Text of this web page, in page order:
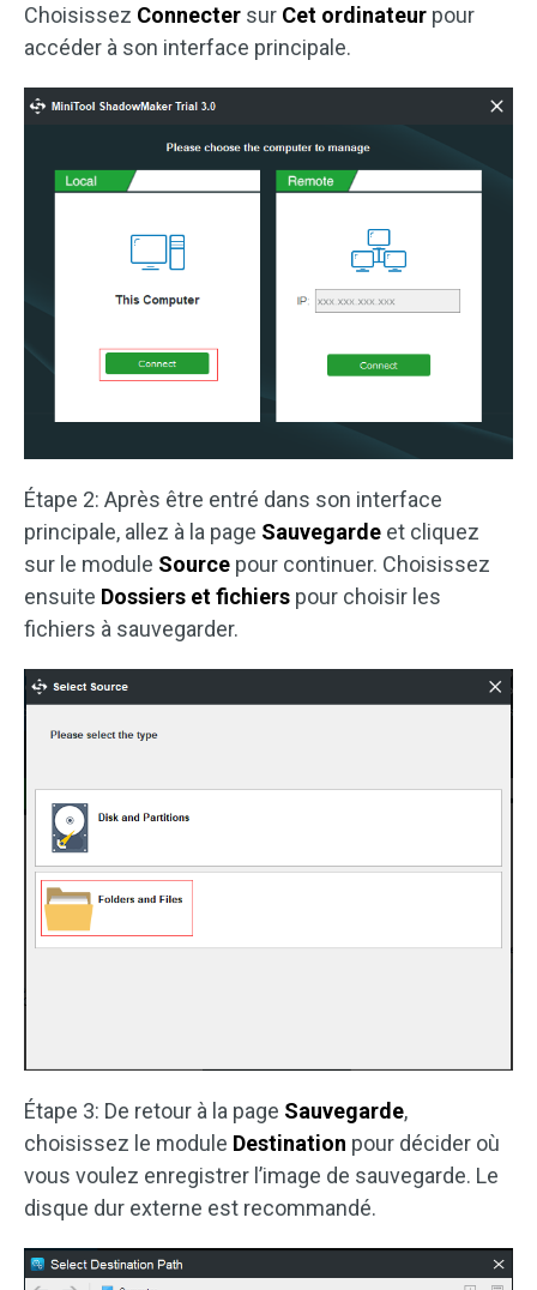
Choisissez Connecter sur Cet ordinateur pour
accéder à son interface principale.
Étape 2: Après être entré dans son interface
principale, allez à la page Sauvegarde et cliquez
sur le module Source pour continuer. Choisissez
ensuite Dossiers et fichiers pour choisir les
fichiers à sauvegarder.
Étape 3: De retour à la page Sauvegarde,
choisissez le module Destination pour décider où
vous voulez enregistrer l’image de sauvegarde. Le
disque dur externe est recommandé.